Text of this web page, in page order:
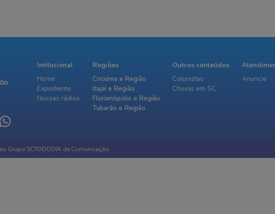
Intitucional
Home
Expediente
Nossas rádios
Regiões
Criciúma e Região
Itajaí e Região
Florianópolis e Região
Tubarão e Região
Outros conteúdos
Colunistas
Chuvas em SC
Anuncie
Grupo SCTODODIA de Comunicação.